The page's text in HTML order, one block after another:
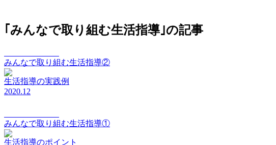
｢みんなで取り組む生活指導｣の記事
みんなで取り組む生活指導②
生活指導の実践例
2020.12
みんなで取り組む生活指導①
生活指導のポイント